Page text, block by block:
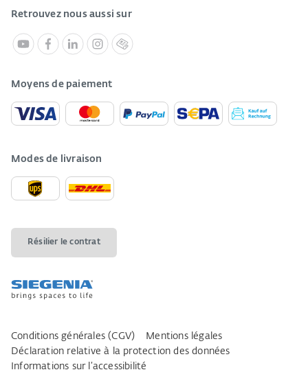
Retrouvez nous aussi sur
Moyens de paiement
Modes de livraison
Résilier le contrat
Conditions générales (CGV)
Mentions légales
Déclaration relative à la protection des données
Informations sur l’accessibilité